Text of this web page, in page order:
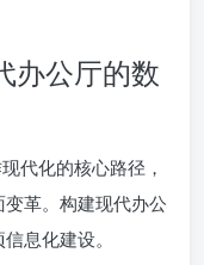
办公厅的数
代化的核心路径，
革。构建现代办公
息化建设。